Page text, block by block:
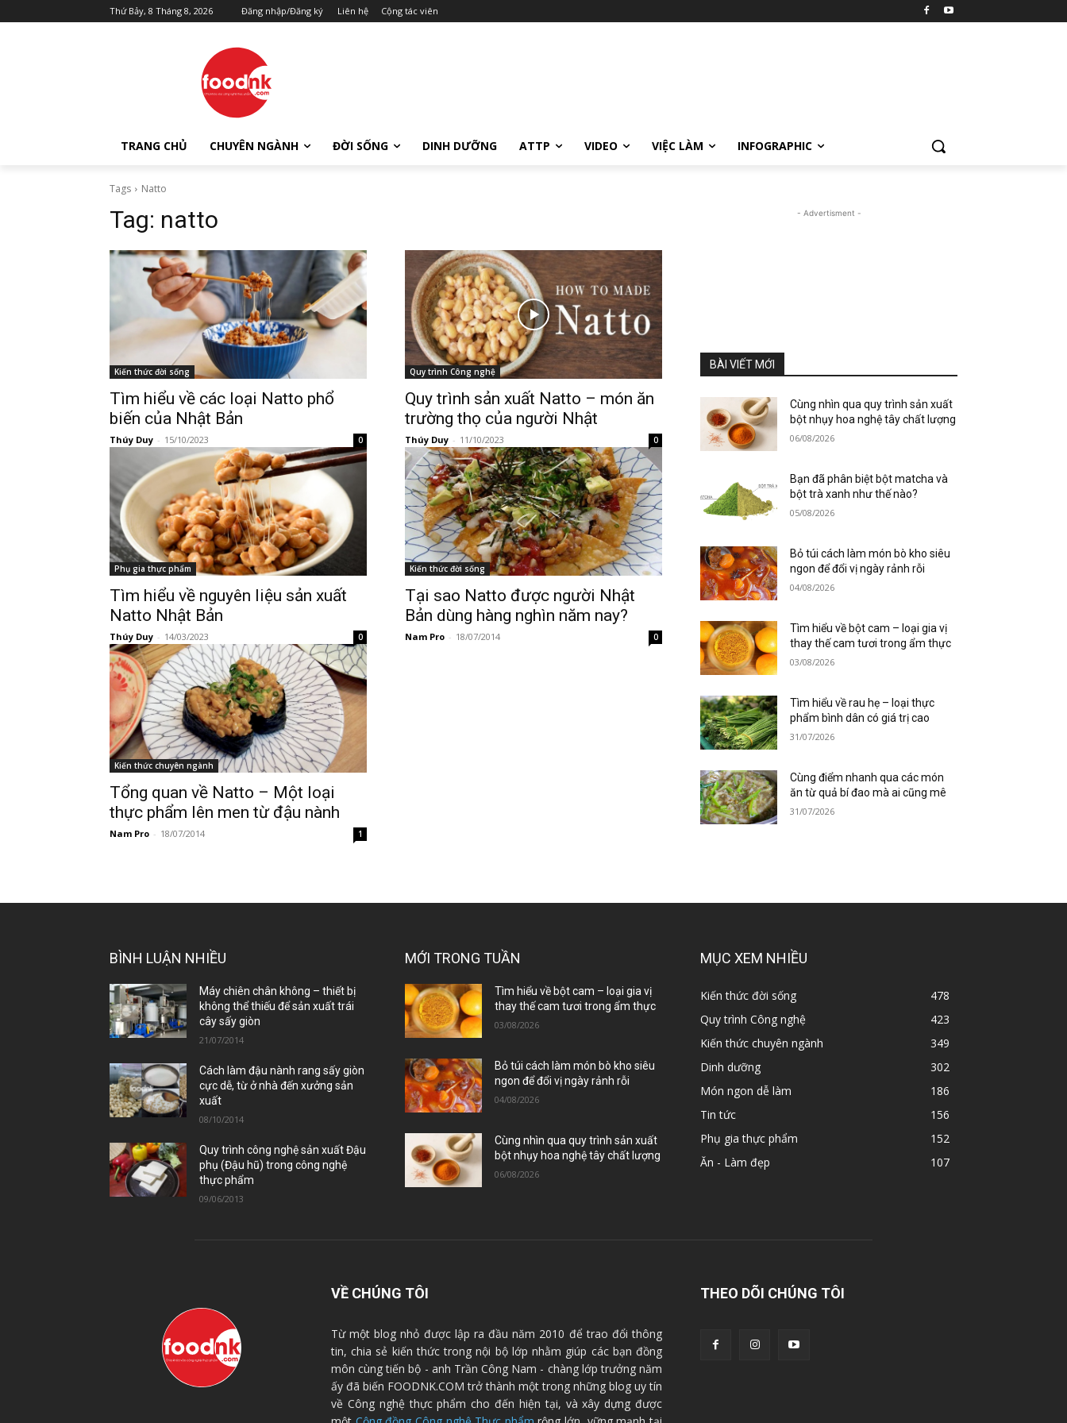
Thứ Bảy, 8 Tháng 8, 2026 Đăng nhập/Đăng ký Liên hệ Cộng tác viên
TRANG CHỦ CHUYÊN NGÀNH ĐỜI SỐNG DINH DƯỠNG ATTP VIDEO VIỆC LÀM INFOGRAPHIC
Tags Natto
Tag: natto
Kiến thức đời sống
Tìm hiểu về các loại Natto phổ
biến của Nhật Bản
Thúy Duy - 15/10/2023 0
Quy trình Công nghệ
Quy trình sản xuất Natto – món ăn
trường thọ của người Nhật
Thúy Duy - 11/10/2023 0
Phụ gia thực phẩm
Tìm hiểu về nguyên liệu sản xuất
Natto Nhật Bản
Thúy Duy - 14/03/2023 0
Kiến thức đời sống
Tại sao Natto được người Nhật
Bản dùng hàng nghìn năm nay?
Nam Pro - 18/07/2014 0
Kiến thức chuyên ngành
Tổng quan về Natto – Một loại
thực phẩm lên men từ đậu nành
Nam Pro - 18/07/2014 1
- Advertisment -
BÀI VIẾT MỚI
Cùng nhìn qua quy trình sản xuất
bột nhụy hoa nghệ tây chất lượng
06/08/2026
Bạn đã phân biệt bột matcha và
bột trà xanh như thế nào?
05/08/2026
Bỏ túi cách làm món bò kho siêu
ngon để đổi vị ngày rảnh rỗi
04/08/2026
Tìm hiểu về bột cam – loại gia vị
thay thế cam tươi trong ẩm thực
03/08/2026
Tìm hiểu về rau hẹ – loại thực
phẩm bình dân có giá trị cao
31/07/2026
Cùng điểm nhanh qua các món
ăn từ quả bí đao mà ai cũng mê
31/07/2026
BÌNH LUẬN NHIỀU
Máy chiên chân không – thiết bị
không thể thiếu để sản xuất trái
cây sấy giòn
21/07/2014
Cách làm đậu nành rang sấy giòn
cực dễ, từ ở nhà đến xưởng sản
xuất
08/10/2014
Quy trình công nghệ sản xuất Đậu
phụ (Đậu hũ) trong công nghệ
thực phẩm
09/06/2013
MỚI TRONG TUẦN
Tìm hiểu về bột cam – loại gia vị
thay thế cam tươi trong ẩm thực
03/08/2026
Bỏ túi cách làm món bò kho siêu
ngon để đổi vị ngày rảnh rỗi
04/08/2026
Cùng nhìn qua quy trình sản xuất
bột nhụy hoa nghệ tây chất lượng
06/08/2026
MỤC XEM NHIỀU
Kiến thức đời sống
478
Quy trình Công nghệ
423
Kiến thức chuyên ngành
349
Dinh dưỡng
302
Món ngon dễ làm
186
Tin tức
156
Phụ gia thực phẩm
152
Ăn - Làm đẹp
107
VỀ CHÚNG TÔI
Từ một blog nhỏ được lập ra đầu năm 2010 để trao đổi thông
tin, chia sẻ kiến thức trong nội bộ lớp nhằm giúp các bạn đồng
môn cùng tiến bộ - anh Trần Công Nam - chàng lớp trưởng năm
ấy đã biến FOODNK.COM trở thành một trong những blog uy tín
về Công nghệ thực phẩm cho đến hiện tại, và xây dựng được
THEO DÕI CHÚNG TÔI